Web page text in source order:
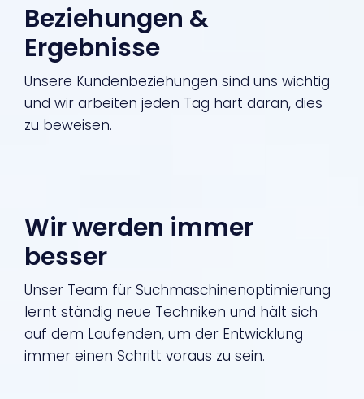
Beziehungen &
Ergebnisse
Unsere Kundenbeziehungen sind uns wichtig
und wir arbeiten jeden Tag hart daran, dies
zu beweisen.
Wir werden immer
besser
Unser Team für Suchmaschinenoptimierung
lernt ständig neue Techniken und hält sich
auf dem Laufenden, um der Entwicklung
immer einen Schritt voraus zu sein.